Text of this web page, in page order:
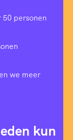
50 personen
we meer
kun
2
6
0